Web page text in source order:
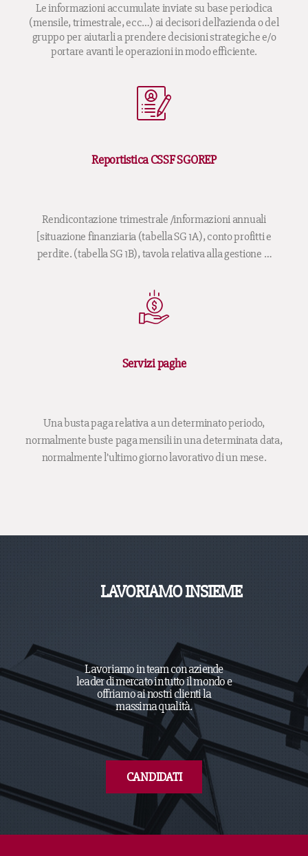
Le informazioni accumulate inviate su base periodica
(mensile, trimestrale, ecc…) ai decisori dell’azienda o del
gruppo per aiutarli a prendere decisioni strategiche e/o
portare avanti le operazioni in modo efficiente.
Reportistica CSSF SGOREP
Rendicontazione trimestrale /informazioni annuali
[situazione finanziaria (tabella SG 1A), conto profitti e
perdite. (tabella SG 1B), tavola relativa alla gestione …
Servizi paghe
Una busta paga relativa a un determinato periodo,
normalmente buste paga mensili in una determinata data,
normalmente l’ultimo giorno lavorativo di un mese.
LAVORIAMO INSIEME
Lavoriamo in team con aziende
leader di mercato in tutto il mondo e
offriamo ai nostri clienti la
massima qualità.
CANDIDATI